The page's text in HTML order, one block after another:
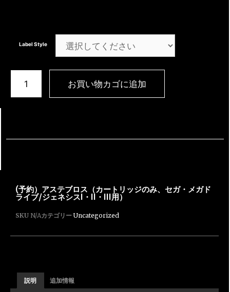
Label Style
お買い物カゴに追加
(予約）アステブロス（カートリッジのみ、セガ・メガド
ライブ/ジェネシスI・II・III用）
SKU N/Aカテゴリー Uncategorized
説明 追加情報